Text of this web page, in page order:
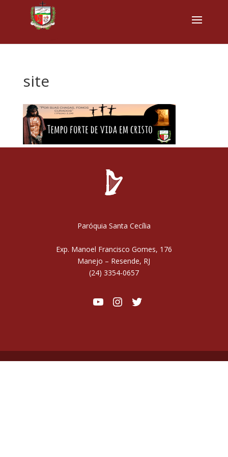
site
Paróquia Santa Cecília
Exp. Manoel Francisco Gomes, 176
Manejo – Resende, RJ
(24) 3354-0657
Youtube
Instagram
Twitter